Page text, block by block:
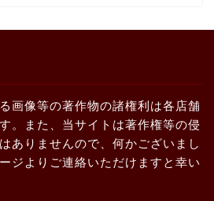
画像等の著作物の諸権利は各店舗
。また、当サイトは著作権等の侵
ありませんので、何かございまし
ジよりご連絡いただけますと幸い